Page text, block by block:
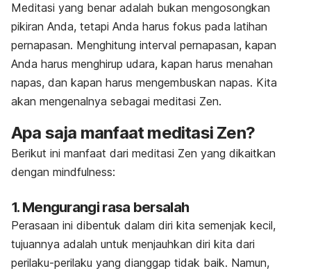
Meditasi yang benar adalah bukan mengosongkan
pikiran Anda, tetapi Anda harus fokus pada latihan
pernapasan. Menghitung interval pernapasan, kapan
Anda harus menghirup udara, kapan harus menahan
napas, dan kapan harus mengembuskan napas. Kita
akan mengenalnya sebagai meditasi Zen.
Apa saja manfaat meditasi Zen?
Berikut ini manfaat dari meditasi Zen yang dikaitkan
dengan mindfulness:
1. Mengurangi rasa bersalah
Perasaan ini dibentuk dalam diri kita semenjak kecil,
tujuannya adalah untuk menjauhkan diri kita dari
perilaku-perilaku yang dianggap tidak baik. Namun,